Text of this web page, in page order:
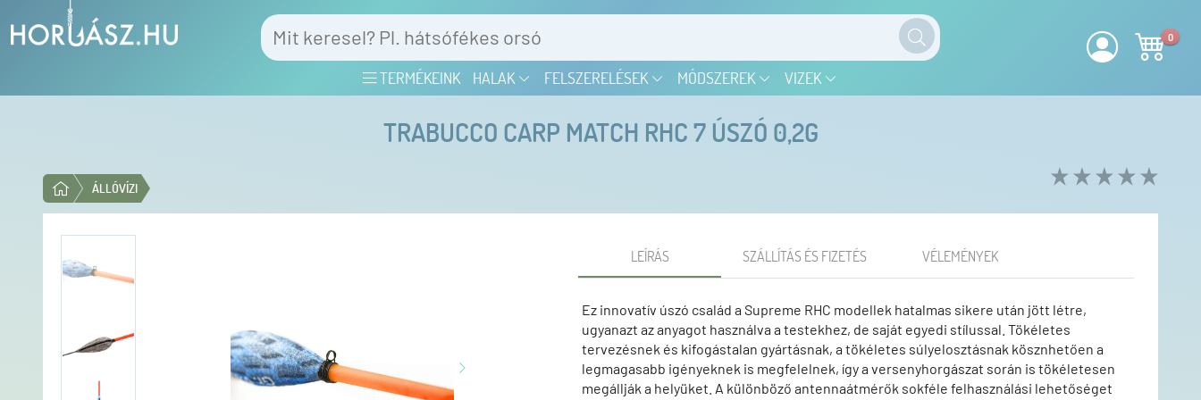
TERMÉKEINK HALAK FELSZERELÉSEK MÓDSZEREK VIZEK
0
TRABUCCO CARP MATCH RHC 7 ÚSZÓ 0,2G
ÁLLÓVÍZI
LEÍRÁS SZÁLLÍTÁS ÉS FIZETÉS VÉLEMÉNYEK
Ez innovatív úszó család a Supreme RHC modellek hatalmas sikere után jött létre,
ugyanazt az anyagot használva a testekhez, de saját egyedi stílussal. Tökéletes
tervezésnek és kifogástalan gyártásnak, a tökéletes súlyelosztásnak kösznhetően a
legmagasabb igényeknek is megfelelnek, így a versenyhorgászat során is tökéletesen
megállják a helyüket. A különböző antennaátmérők sokféle felhasználási lehetőséget